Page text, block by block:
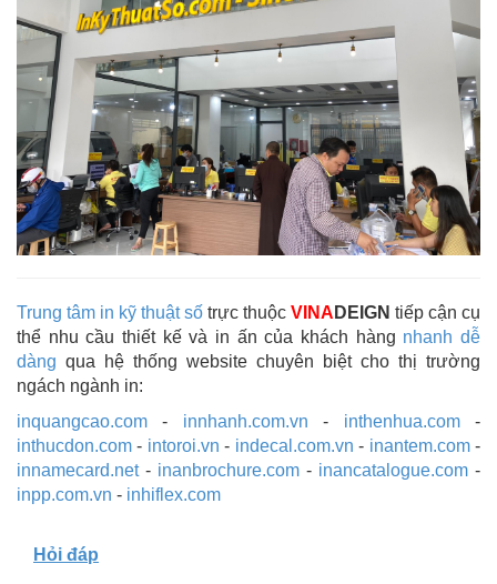
Trung tâm in kỹ thuật số trực thuộc VINA DEIGN tiếp cận cụ
thể nhu cầu thiết kế và in ấn của khách hàng nhanh dễ
dàng qua hệ thống website chuyên biệt cho thị trường
ngách ngành in:
inquangcao.com - innhanh.com.vn - inthenhua.com-
inthucdon.com - intoroi.vn - indecal.com.vn - inantem.com-
innamecard.net- inanbrochure.com - inancatalogue.com -
inpp.com.vn - inhiflex.com
Hỏi đáp